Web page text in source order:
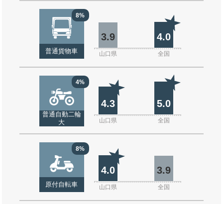
8%
普通貨物車
3.9 4.0
山口県 全国
4%
普通自動二輪
大
4.3 5.0
山口県 全国
8%
原付自転車
4.0 3.9
山口県 全国